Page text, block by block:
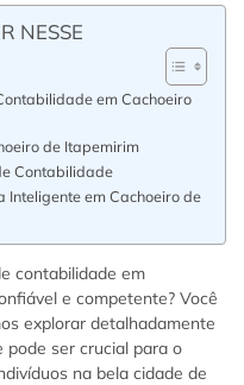
NESSE
em Cachoeiro
de Itapemirim
Contabilidade
Inteligente em Cachoeiro de
contabilidade em
e competente? Você
explorar detalhadamente
pode ser crucial para o
na bela cidade de